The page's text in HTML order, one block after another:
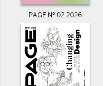
PAGE N° 02 2026